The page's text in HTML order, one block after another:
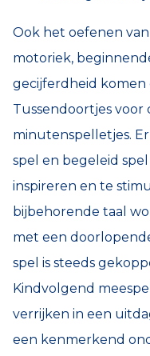
Ook het oefenen
motoriek,
gecijferdheid komen
Tussendoortjes voor
minutenspelletjes.
spel en begeleid
inspireren en te
bijbehorende taal
met een
spel is steeds
Kindvolgend
verrijken in een
een kenmerkend